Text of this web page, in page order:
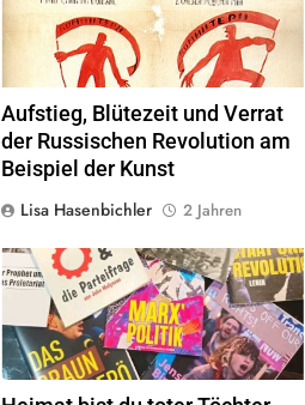
Aufstieg, Blütezeit und Verrat
der Russischen Revolution am
Beispiel der Kunst
Lisa Hasenbichler
2 Jahren
© linkswende.org,CC-BY-SA-1.0